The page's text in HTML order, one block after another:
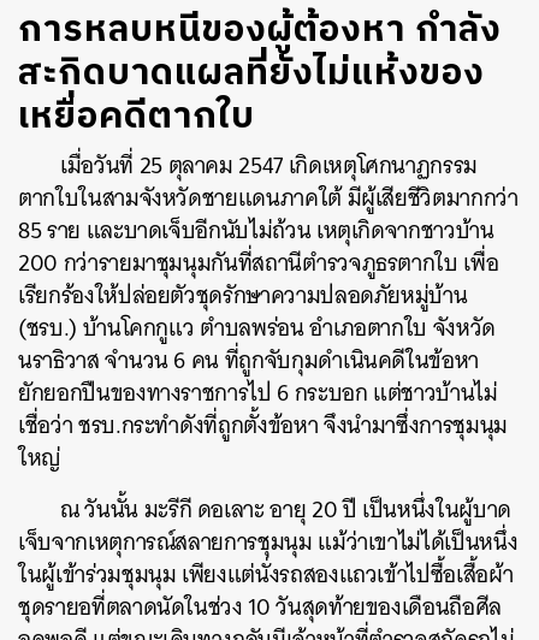
การหลบหนีของผู้ต้องหา กำลัง
สะกิดบาดแผลที่ยังไม่แห้งของ
เหยื่อคดีตากใบ
เมื่อวันที่ 25 ตุลาคม 2547 เกิดเหตุโศกนาฏกรรม
ตากใบในสามจังหวัดชายแดนภาคใต้ มีผู้เสียชีวิตมากกว่า
85 ราย และบาดเจ็บอีกนับไม่ถ้วน เหตุเกิดจากชาวบ้าน
200 กว่ารายมาชุมนุมกันที่สถานีตำรวจภูธรตากใบ เพื่อ
เรียกร้องให้ปล่อยตัวชุดรักษาความปลอดภัยหมู่บ้าน
(ชรบ.) บ้านโคกกูแว ตำบลพร่อน อำเภอตากใบ จังหวัด
นราธิวาส จำนวน 6 คน ที่ถูกจับกุมดำเนินคดีในข้อหา
ยักยอกปืนของทางราชการไป 6 กระบอก แต่ชาวบ้านไม่
เชื่อว่า ชรบ.กระทำดังที่ถูกตั้งข้อหา จึงนำมาซึ่งการชุมนุม
ใหญ่
ณ วันนั้น มะรีกี ดอเลาะ อายุ 20 ปี เป็นหนึ่งในผู้บาด
เจ็บจากเหตุการณ์สลายการชุมนุม แม้ว่าเขาไม่ได้เป็นหนึ่ง
ในผู้เข้าร่วมชุมนุม เพียงแต่นั่งรถสองแถวเข้าไปซื้อเสื้อผ้า
ชุดรายอที่ตลาดนัดในช่วง 10 วันสุดท้ายของเดือนถือศีล